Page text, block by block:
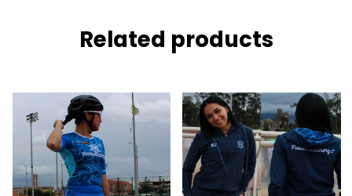
Related products